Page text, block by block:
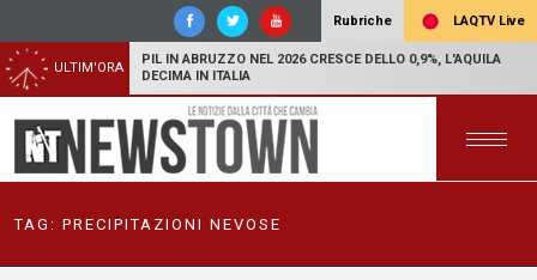
Rubriche LAQTV Live
ULTIM'ORA
PIL IN ABRUZZO NEL 2026 CRESCE DELLO 0,9%, L'AQUILA
DECIMA IN ITALIA
TAG: PRECIPITAZIONI NEVOSE